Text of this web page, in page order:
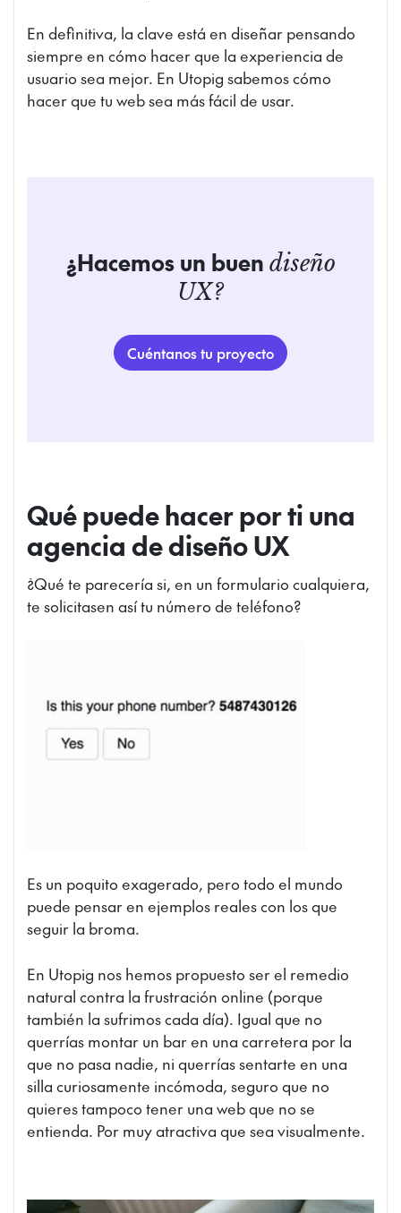
En definitiva, la clave está en diseñar pensando
siempre en cómo hacer que la experiencia de
usuario sea mejor. En Utopig sabemos cómo
hacer que tu web sea más fácil de usar.
¿Hacemos un buen diseño
UX?
Cuéntanos tu proyecto
Qué puede hacer por ti una
agencia de diseño UX
¿Qué te parecería si, en un formulario cualquiera,
te solicitasen así tu número de teléfono?
Es un poquito exagerado, pero todo el mundo
puede pensar en ejemplos reales con los que
seguir la broma.
En Utopig nos hemos propuesto ser el remedio
natural contra la frustración online (porque
también la sufrimos cada día). Igual que no
querrías montar un bar en una carretera por la
que no pasa nadie, ni querrías sentarte en una
silla curiosamente incómoda, seguro que no
quieres tampoco tener una web que no se
entienda. Por muy atractiva que sea visualmente.